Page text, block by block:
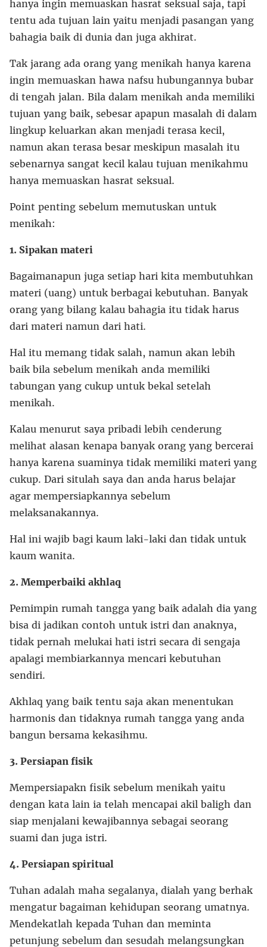
hanya ingin memuaskan hasrat seksual saja, tapi
tentu ada tujuan lain yaitu menjadi pasangan yang
bahagia baik di dunia dan juga akhirat.
Tak jarang ada orang yang menikah hanya karena
ingin memuaskan hawa nafsu hubungannya bubar
di tengah jalan. Bila dalam menikah anda memiliki
tujuan yang baik, sebesar apapun masalah di dalam
lingkup keluarkan akan menjadi terasa kecil,
namun akan terasa besar meskipun masalah itu
sebenarnya sangat kecil kalau tujuan menikahmu
hanya memuaskan hasrat seksual.
Point penting sebelum memutuskan untuk
menikah:
1. Sipakan materi
Bagaimanapun juga setiap hari kita membutuhkan
materi (uang) untuk berbagai kebutuhan. Banyak
orang yang bilang kalau bahagia itu tidak harus
dari materi namun dari hati.
Hal itu memang tidak salah, namun akan lebih
baik bila sebelum menikah anda memiliki
tabungan yang cukup untuk bekal setelah
menikah.
Kalau menurut saya pribadi lebih cenderung
melihat alasan kenapa banyak orang yang bercerai
hanya karena suaminya tidak memiliki materi yang
cukup. Dari situlah saya dan anda harus belajar
agar mempersiapkannya sebelum
melaksanakannya.
Hal ini wajib bagi kaum laki-laki dan tidak untuk
kaum wanita.
2. Memperbaiki akhlaq
Pemimpin rumah tangga yang baik adalah dia yang
bisa di jadikan contoh untuk istri dan anaknya,
tidak pernah melukai hati istri secara di sengaja
apalagi membiarkannya mencari kebutuhan
sendiri.
Akhlaq yang baik tentu saja akan menentukan
harmonis dan tidaknya rumah tangga yang anda
bangun bersama kekasihmu.
3. Persiapan fisik
Mempersiapakn fisik sebelum menikah yaitu
dengan kata lain ia telah mencapai akil baligh dan
siap menjalani kewajibannya sebagai seorang
suami dan juga istri.
4. Persiapan spiritual
Tuhan adalah maha segalanya, dialah yang berhak
mengatur bagaiman kehidupan seorang umatnya.
Mendekatlah kepada Tuhan dan meminta
petunjung sebelum dan sesudah melangsungkan